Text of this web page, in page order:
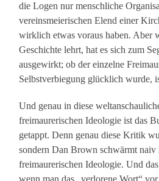
die Logen nur menschliche
vereinsmeierischen Elend einer
wirklich etwas voraus haben. Aber
Geschichte lehrt, hat es sich zum
ausgewirkt; ob der einzelne
Selbstverbiegung glücklich wurde,
Und genau in diese
freimaurerischen Ideologie ist das
getappt. Denn genau diese Kritik
sondern Dan Brown schwärmt naiv
freimaurerischen Ideologie. Und